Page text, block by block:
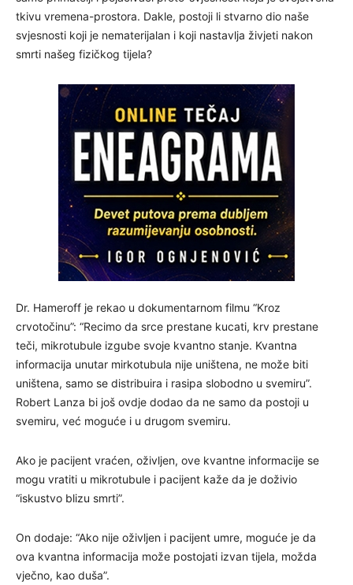
tkivu vremena-prostora. Dakle, postoji li stvarno dio naše
svjesnosti koji je nematerijalan i koji nastavlja živjeti nakon
smrti našeg fizičkog tijela?
Dr. Hameroff je rekao u dokumentarnom filmu “Kroz
crvotočinu”: “Recimo da srce prestane kucati, krv prestane
teči, mikrotubule izgube svoje kvantno stanje. Kvantna
informacija unutar mirkotubula nije uništena, ne može biti
uništena, samo se distribuira i rasipa slobodno u svemiru”.
Robert Lanza bi još ovdje dodao da ne samo da postoji u
svemiru, već moguće i u drugom svemiru.
Ako je pacijent vraćen, oživljen, ove kvantne informacije se
mogu vratiti u mikrotubule i pacijent kaže da je doživio
“iskustvo blizu smrti”.
On dodaje: “Ako nije oživljen i pacijent umre, moguće je da
ova kvantna informacija može postojati izvan tijela, možda
vječno, kao duša”.